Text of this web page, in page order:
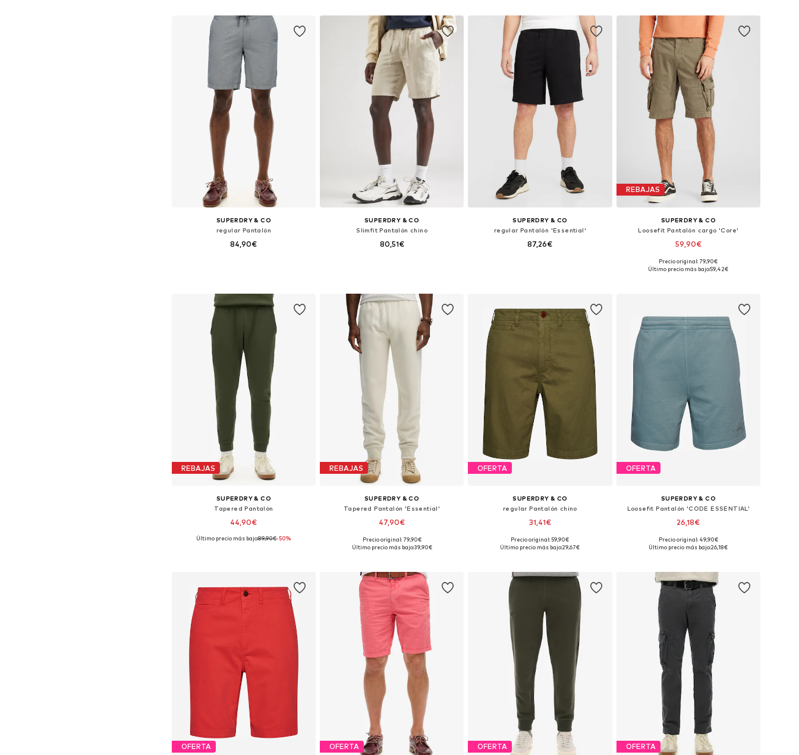
SUPERDRY & CO
regular Pantalón
84,90€
SUPERDRY & CO
Slimfit Pantalón chino
80,51€
SUPERDRY & CO
regular Pantalón 'Essential'
87,26€
REBAJAS
SUPERDRY & CO
Loosefit Pantalón cargo 'Core'
59,90€
Tallas disponibles: 32
Precio original: 79,90€
Último precio más bajo:59,42€
REBAJAS
SUPERDRY & CO
Tapered Pantalón
44,90€
Tallas disponibles: 31-32
Último precio más bajo:89,90€-50%
REBAJAS
SUPERDRY & CO
Tapered Pantalón 'Essential'
47,90€
Tallas disponibles: 38
Precio original: 79,90€
Último precio más bajo:39,90€
OFERTA
SUPERDRY & CO
regular Pantalón chino
31,41€
Tallas disponibles: 28, 30
Precio original: 59,90€
Último precio más bajo:29,67€
OFERTA
SUPERDRY & CO
Loosefit Pantalón 'CODE ESSENTIAL'
26,18€
Tallas disponibles: 31-32
Precio original: 49,90€
Último precio más bajo:26,18€
OFERTA OFERTA OFERTA OFERTA